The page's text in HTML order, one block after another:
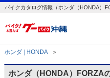
バイクカタログ情報（ホンダ（HONDA）
ホンダ | HONDA ＞
ホンダ（HONDA）FORZA